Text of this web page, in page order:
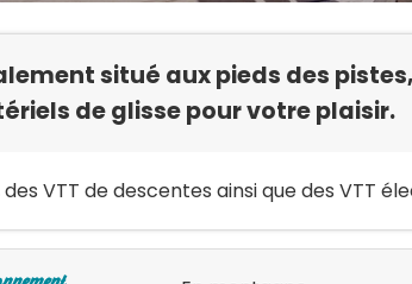
situé aux pieds des
de glisse pour votre plaisir.
des VTT de descentes ainsi que des VTT